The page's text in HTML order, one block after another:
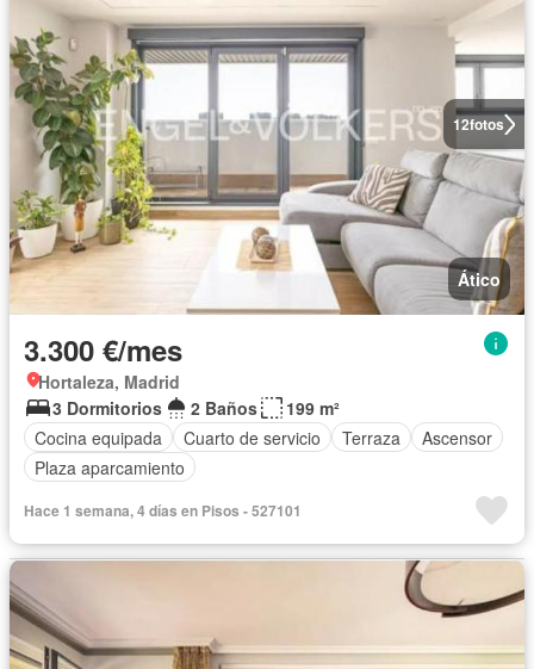
12fotos
Ático
3.300 €/mes
Hortaleza, Madrid
3 Dormitorios
2 Baños
199 m²
Cocina equipada
Cuarto de servicio Terraza
Ascensor
Plaza aparcamiento
Hace 1 semana, 4 días en Pisos - 527101